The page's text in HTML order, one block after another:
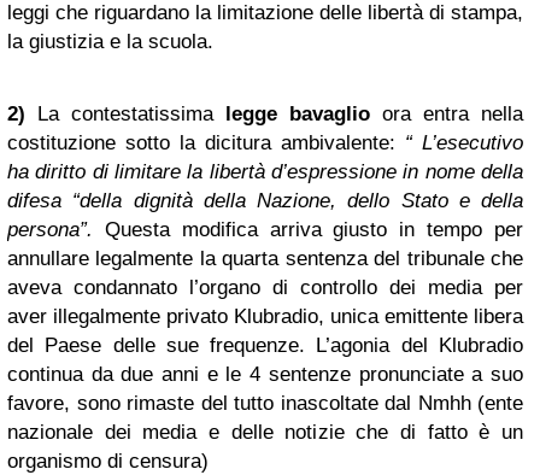
leggi che riguardano la limitazione delle libertà di stampa,
la giustizia e la scuola.
2) La contestatissima legge bavaglio ora entra nella
costituzione sotto la dicitura ambivalente: “ L’esecutivo
ha diritto di limitare la libertà d’espressione in nome della
difesa “della dignità della Nazione, dello Stato e della
persona”.
Questa modifica arriva giusto in tempo per
annullare legalmente la quarta sentenza del tribunale che
aveva condannato l’organo di controllo dei media per
aver illegalmente privato Klubradio, unica emittente libera
del Paese delle sue frequenze. L’agonia del Klubradio
continua da due anni e le 4 sentenze pronunciate a suo
favore, sono rimaste del tutto inascoltate dal Nmhh (ente
nazionale dei media e delle notizie che di fatto è un
organismo di censura)